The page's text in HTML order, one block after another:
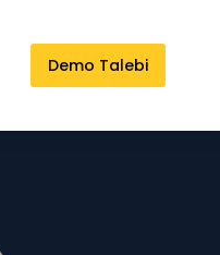
Demo Talebi